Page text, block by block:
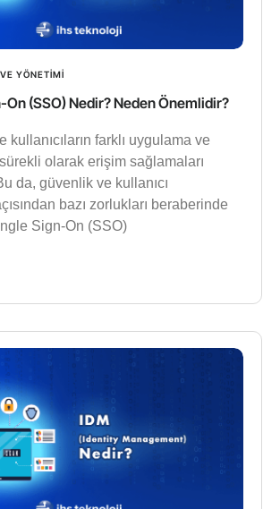
YÖNETIMI
On (SSO) Nedir? Neden Önemlidir?
kullanıcıların farklı uygulama ve
olarak erişim sağlamaları
da, güvenlik ve kullanıcı
bazı zorlukları beraberinde
Sign-On (SSO)